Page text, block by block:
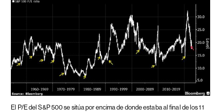
El P/E del S&P 500 se sitúa por encima de donde estaba al final de los 11